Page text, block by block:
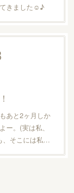
きました☺︎♪
あと2ヶ月しか
ー。(実は私、
、そこには私…